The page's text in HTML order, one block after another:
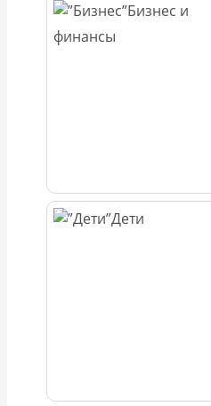
Бизнес и
финансы
Дети